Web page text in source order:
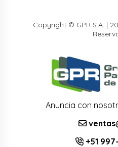
Copyright © GPR S.A. |
Anuncia con
+51